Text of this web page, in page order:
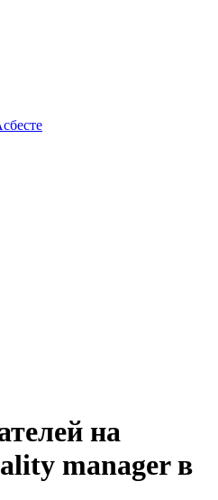
на
manager в